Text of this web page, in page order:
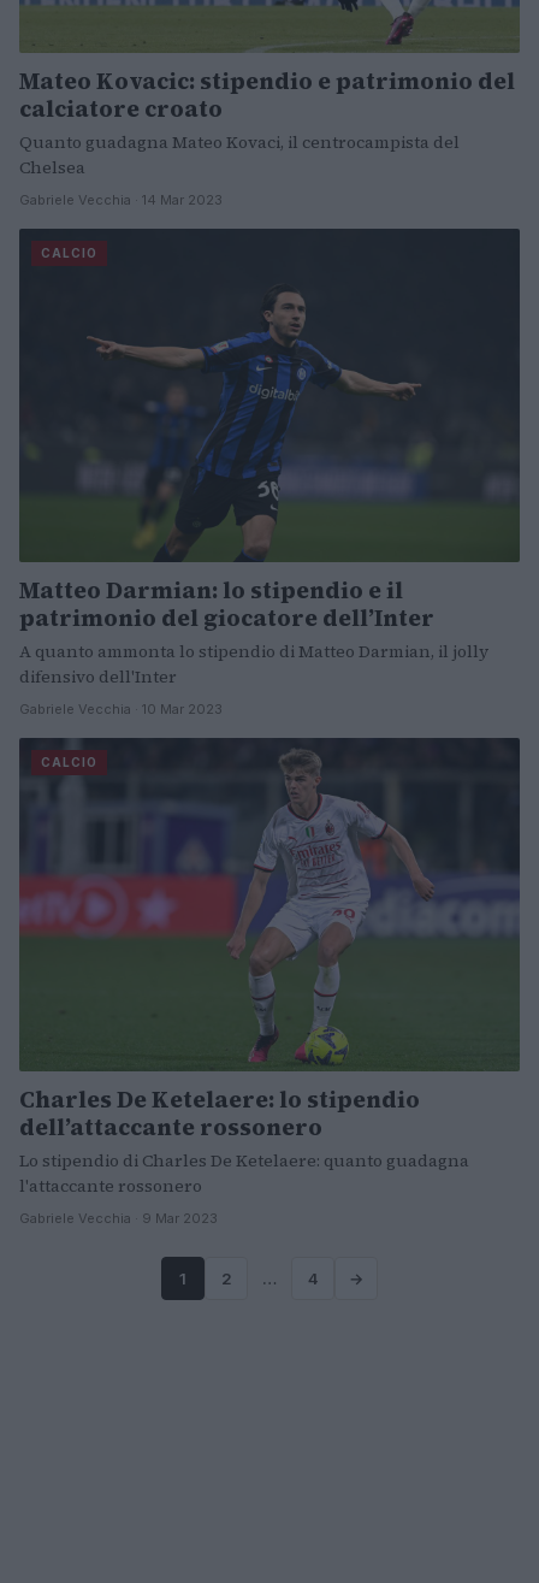
Mateo Kovacic: stipendio e patrimonio del
calciatore croato
Quanto guadagna Mateo Kovaci, il centrocampista del
Chelsea
Gabriele Vecchia · 14 Mar 2023
CALCIO
Matteo Darmian: lo stipendio e il
patrimonio del giocatore dell’Inter
A quanto ammonta lo stipendio di Matteo Darmian, il jolly
difensivo dell'Inter
Gabriele Vecchia · 10 Mar 2023
CALCIO
Charles De Ketelaere: lo stipendio
dell’attaccante rossonero
Lo stipendio di Charles De Ketelaere: quanto guadagna
l'attaccante rossonero
Gabriele Vecchia · 9 Mar 2023
1 2 … 4 →